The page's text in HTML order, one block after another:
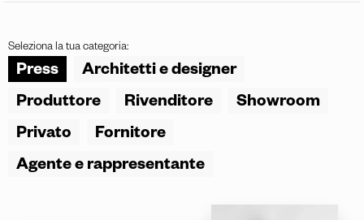
Seleziona la tua categoria:
Press
Architetti e designer
Produttore
Rivenditore
Showroom
Privato
Fornitore
Agente e rappresentante